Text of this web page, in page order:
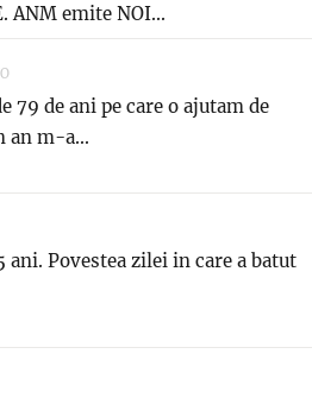
ANM emite NOI...
79 de ani pe care o ajutam de
an m-a...
ani. Povestea zilei in care a batut